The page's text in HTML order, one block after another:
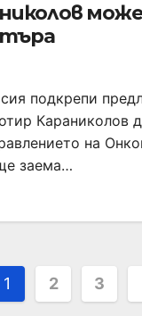
подкрепи
Караниколов
на
заема…
1 2 3